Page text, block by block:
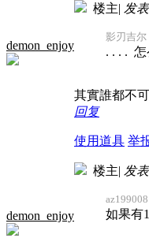
demon_enjoy
楼主| 发
影刃吉尔
. . . .
其實誰都不
回复
使用道具 举
demon_enjoy
楼主| 发
如果有